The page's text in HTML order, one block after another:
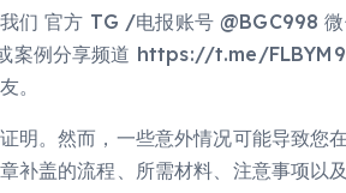
们 官方 TG /电报账号 @BGC998
例分享频道 https://t.me/
。
明。然而，一些意外情况可能导致您
盖的流程、所需材料、注意事项以